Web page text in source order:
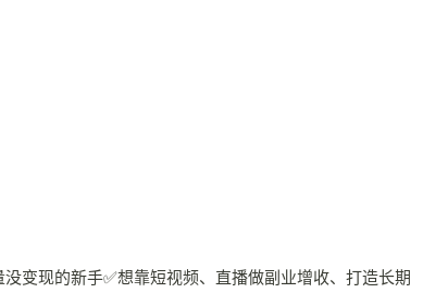
变现的新手✅想靠短视频、直播做副业增收、打造长期